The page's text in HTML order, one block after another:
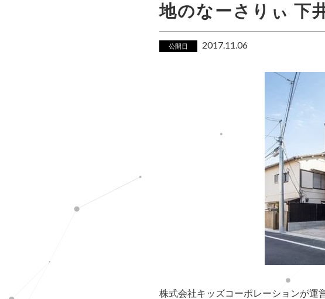
地のなーさりぃ 下
公開日 2017.11.06
株式会社キッズコーポレーションが運